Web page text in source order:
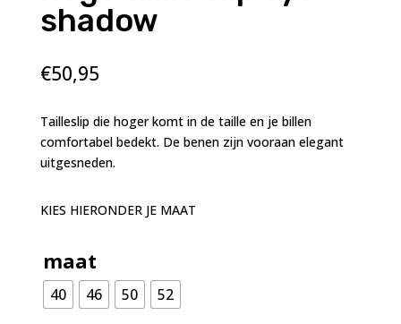
shadow
€50,95
Tailleslip die hoger komt in de taille en je billen
comfortabel bedekt. De benen zijn vooraan elegant
uitgesneden.
KIES HIERONDER JE MAAT
maat
40 46 50 52